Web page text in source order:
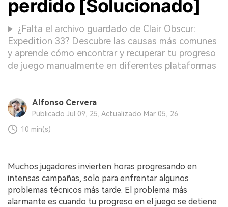
perdido [Solucionado]
¿Falta el archivo guardado de Clair Obscur:
Expedition 33? Descubre las causas más comunes
y aprende cómo encontrar y recuperar tu progreso
de juego manualmente en diferentes plataformas
Alfonso Cervera
Publicado Jul 09, 25, Actualizado Mar 05, 26
10 min(s)
Muchos jugadores invierten horas progresando en
intensas campañas, solo para enfrentar algunos
problemas técnicos más tarde. El problema más
alarmante es cuando tu progreso en el juego se detiene